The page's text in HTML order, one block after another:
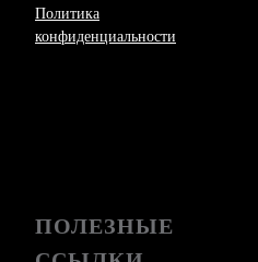
Политика
конфиденциальности
ПОЛЕЗНЫЕ